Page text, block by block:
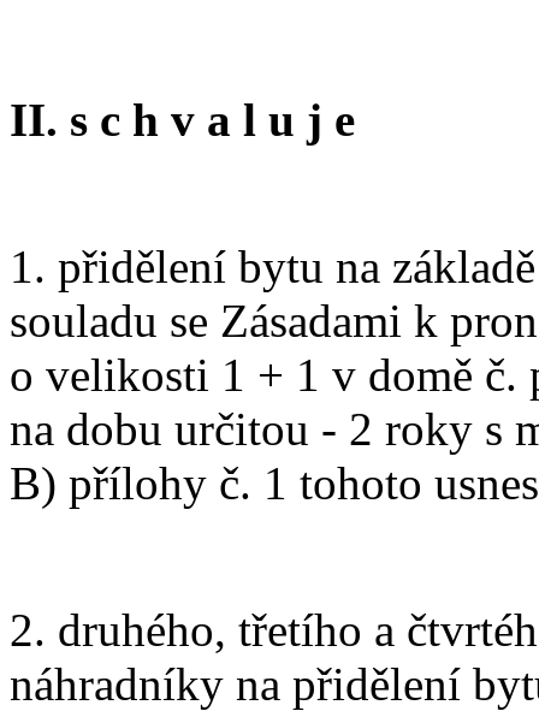
II. s c h v a l u j e
1. přidělení bytu na
souladu se Zásadami k
o velikosti 1 + 1 v domě č.
na dobu určitou - 2 roky s
B) přílohy č. 1 tohoto
2. druhého, třetího a
náhradníky na přidělení